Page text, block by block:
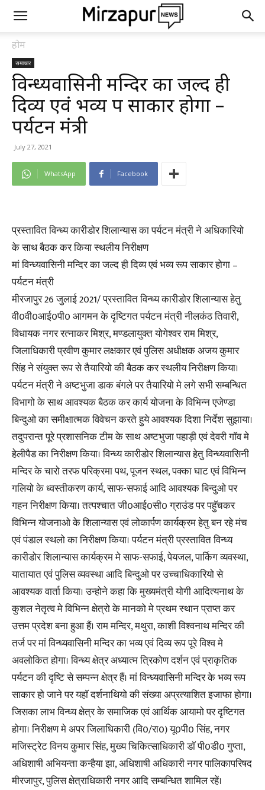
होम
समाचार
विन्ध्यवासिनी मन्दिर का जल्द ही
दिव्य एवं भव्य रूप साकार होगा –
पर्यटन मंत्री
July 27, 2021
WhatsApp Facebook
प्रस्तावित विन्ध्य कारीडोर शिलान्यास का पर्यटन मंत्री ने अधिकारियो
के साथ बैठक कर किया स्थलीय निरीक्षण
मां विन्ध्यवासिनी मन्दिर का जल्द ही दिव्य एवं भव्य रूप साकार होगा –
पर्यटन मंत्री
मीरजापुर 26 जुलाई 2021/ प्रस्तावित विन्ध्य कारीडोर शिलान्यास हेतु
वी0वी0आई0पी0 आगमन के दृष्टिगत पर्यटन मंत्री नीलकंठ तिवारी,
विधायक नगर रत्नाकर मिश्र, मण्डलायुक्त योगेश्वर राम मिश्र,
जिलाधिकारी प्रवीण कुमार लक्षकार एवं पुलिस अधीक्षक अजय कुमार
सिंह ने संयुक्त रूप से तैयारियो की बैठक कर स्थलीय निरीक्षण किया।
पर्यटन मंत्री ने अष्टभुजा डाक बंगले पर तैयारियो मे लगे सभी सम्बन्धित
विभागो के साथ आवश्यक बैठक कर कार्य योजना के विभिन्न एजेण्डा
बिन्दुओ का समीक्षात्मक विवेचन करते हुये आवश्यक दिशा निर्देश सुझाया।
तदुपरान्त पूरे प्रशासनिक टीम के साथ अष्टभुजा पहाड़ी एवं देवरी गाॅव मे
हेलीपैड का निरीक्षण किया। विन्ध्य कारीडोर शिलान्यास हेतु विन्ध्यवासिनी
मन्दिर के चारो तरफ परिक्रमा पथ, पूजन स्थल, पक्का घाट एवं विभिन्न
गलियो के ध्वस्तीकरण कार्य, साफ-सफाई आदि आवश्यक बिन्दुओ पर
गहन निरीक्षण किया। तत्पश्चात जी0आई0सी0 ग्राउंड पर पहुॅचकर
विभिन्न योजनाओ के शिलान्यास एवं लोकार्पण कार्यक्रम हेतु बन रहे मंच
एवं पंडाल स्थलो का निरीक्षण किया। पर्यटन मंत्री प्रस्तावित विन्ध्य
कारीडोर शिलान्यास कार्यक्रम मे साफ-सफाई, पेयजल, पार्किग व्यवस्था,
यातायात एवं पुलिस व्यवस्था आदि बिन्दुओ पर उच्चाधिकारियो से
आवश्यक वार्ता किया। उन्होने कहा कि मुख्यमंत्री योगी आदित्यनाथ के
कुशल नेतृत्व मे विभिन्न क्षेत्रो के मानको मे प्रथम स्थान प्राप्त कर
उत्तम प्रदेश बना हुआ हैं। राम मन्दिर, मथुरा, काशी विश्वनाथ मन्दिर की
तर्ज पर मां विन्ध्यवासिनी मन्दिर का भव्य एवं दिव्य रूप पूरे विश्व मे
अवलोकित होगा। विन्ध्य क्षेत्र अध्यात्म त्रिकोण दर्शन एवं प्राकृतिक
पर्यटन की दृष्टि से सम्पन्न क्षेत्र हैं। मां विन्ध्यवासिनी मन्दिर के भव्य रूप
साकार हो जाने पर यहाॅ दर्शनाथियो की संख्या अप्रत्याशित इजाफा होगा।
जिसका लाभ विन्ध्य क्षेत्र के समाजिक एवं आर्थिक आयामो पर दृष्टिगत
होगा। निरीक्षण मे अपर जिलाधिकारी (वि0/रा0) यू0पी0 सिंह, नगर
मजिस्ट्रेट विनय कुमार सिंह, मुख्य चिकित्साधिकारी डाॅ पी0डी0 गुप्ता,
अधिशाषी अभियन्ता कन्हैया झा, अधिशाषी अधिकारी नगर पालिकापरिषद
मीरजापुर, पुलिस क्षेत्राधिकारी नगर आदि सम्बन्धित शामिल रहें।